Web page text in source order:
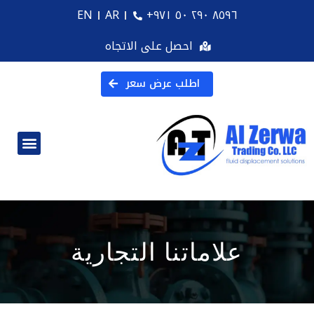
EN AR
+۹۷۱ ٥۰ ۲۹۰ ۸٥۹٦
احصل على الاتجاه
اطلب عرض سعر
علاماتنا التجارية